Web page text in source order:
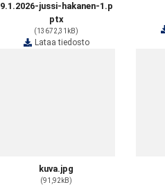
9.1.2026-jussi-hakanen-1.p
ptx
(13672,31kB)
Lataa tiedosto
kuva.jpg
(91,92kB)